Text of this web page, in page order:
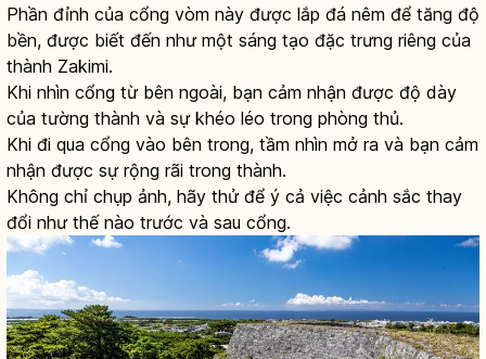
Phần đỉnh của cổng vòm này được lắp đá nêm để tăng độ
bền, được biết đến như một sáng tạo đặc trưng riêng của
thành Zakimi.
Khi nhìn cổng từ bên ngoài, bạn cảm nhận được độ dày
của tường thành và sự khéo léo trong phòng thủ.
Khi đi qua cổng vào bên trong, tầm nhìn mở ra và bạn cảm
nhận được sự rộng rãi trong thành.
Không chỉ chụp ảnh, hãy thử để ý cả việc cảnh sắc thay
đổi như thế nào trước và sau cổng.